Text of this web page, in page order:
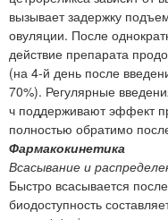
вызывает задержку
овуляции. После
действие препарата
(на 4-й день после
70%). Регулярные
ч поддерживают эффект
полностью обратимо
Фармакокинетика
Всасывание и
Быстро всасывается
биодоступность